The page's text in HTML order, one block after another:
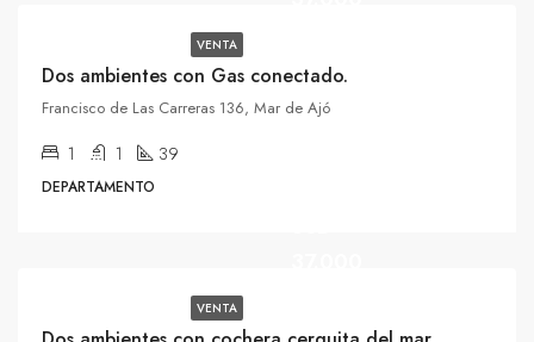
VENTA
Dos ambientes con Gas conectado.
Francisco de Las Carreras 136, Mar de Ajó
1 1 39
DEPARTAMENTO
VENTA